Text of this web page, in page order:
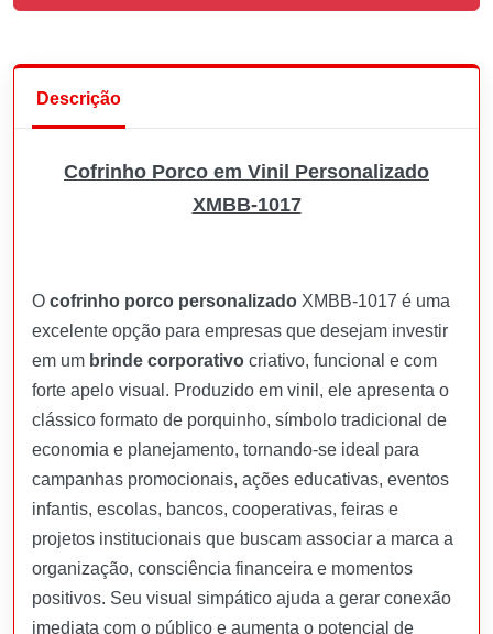
Descrição
Cofrinho Porco em Vinil Personalizado
XMBB-1017
O cofrinho porco personalizado XMBB-1017 é uma
excelente opção para empresas que desejam investir
em um brinde corporativo criativo, funcional e com
forte apelo visual. Produzido em vinil, ele apresenta o
clássico formato de porquinho, símbolo tradicional de
economia e planejamento, tornando-se ideal para
campanhas promocionais, ações educativas, eventos
infantis, escolas, bancos, cooperativas, feiras e
projetos institucionais que buscam associar a marca a
organização, consciência financeira e momentos
positivos. Seu visual simpático ajuda a gerar conexão
imediata com o público e aumenta o potencial de